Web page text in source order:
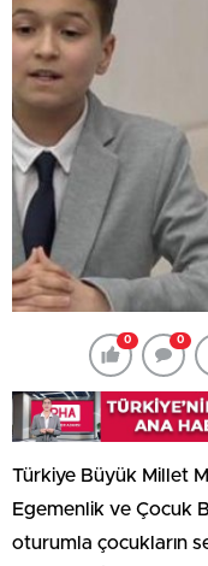
0 0
Türkiye Büyük Millet
Egemenlik ve Çocuk
oturumla çocukların